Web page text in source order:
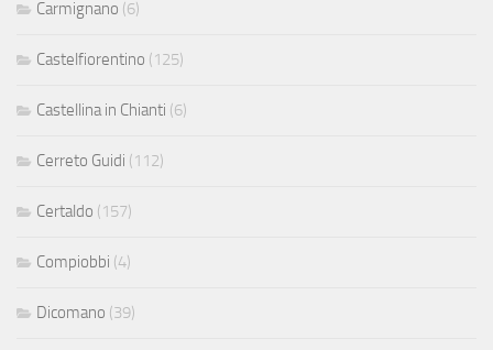
Carmignano (6)
Castelfiorentino (125)
Castellina in Chianti (6)
Cerreto Guidi (112)
Certaldo (157)
Compiobbi (4)
Dicomano (39)